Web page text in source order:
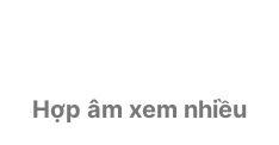
Hợp âm xem nhiều